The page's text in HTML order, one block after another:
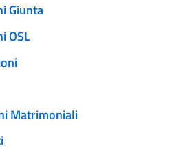
Giunta
OSL
Matrimoniali